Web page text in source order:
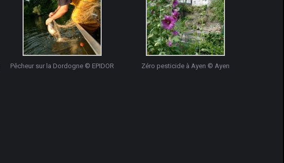
Pêcheur sur la Dordogne © EPIDOR Zéro pesticide à Ayen © Ayen